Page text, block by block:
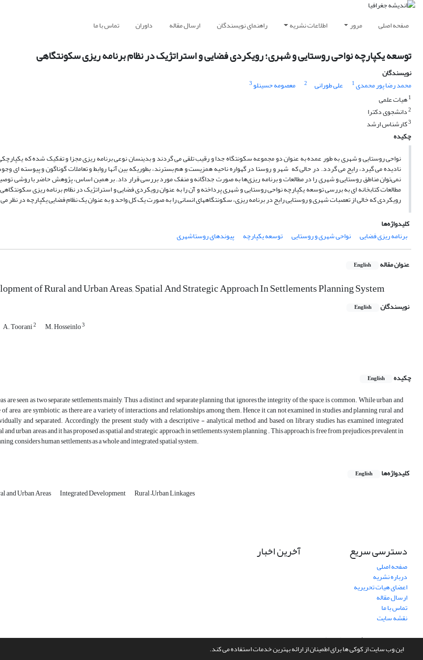
این وب سایت از کوکی ها برای اطمینان از ارائه بهترین خدمات استفاده می کند.
صفحه اصلی مرور اطلاعات نشریه راهنمای نویسندگان ارسال مقاله داوران تماس با ما
توسعه یکپارچه نواحی روستایی و شهری؛ رویکردی فضایی و استراتژیک در نظام برنامه ریزی سکونتگاهی
نویسندگان
محمد رضا پور محمدی1 علی طورانی 2 معصومه حسینلو3
1هیات علمی
2دانشجوی دکترا
3کارشناس ارشد
چکیده
نواحی روستایی و شهری به طور عمده به عنوان دو مجموعه سکونتگاه جدا و رقیب تلقی می گردند و بدینسان نوعی برنامه ریزی مجزا و تفکیک شده که
نادیده می گیرد، رایج می گردد. در حالی که شهر و روستا در گهواره ناحیه همزیست و هم بسترند، بطوریکه بین آنها روابط و تعاملات گوناگون و پیوسته ای
نمی‌توان مناطق روستایی و شهری را در مطالعات و برنامه ریزی‌ها به صورت جداگانه و منفک مورد بررسی قرار داد. بر همین اساس، پژوهش حاضر با روشی
مطالعات کتابخانه ای به بررسی توسعه یکپارچه نواحی روستایی و شهری پرداخته و آن را به عنوان رویکردی فضایی و استراتژیک در نظام برنامه ریزی
رویکردی که خالی از تعصبات شهری و روستایی رایج در برنامه ریزی، سکونتگاههای انسانی را به صورت یک کل واحد و به عنوان یک نظام فضایی یکپارچه در نظر
کلیدواژه‌ها
برنامه ریزی فضایی
نواحی شهری و روستایی توسعه یکپارچه پیوندهای روستاشهری
عنوان مقاله English
of Rural and Urban Areas, Spatial And Strategic Approach In Settlements Planning System
نویسندگان English
A. Toorani2 M. Hosseinlo3
چکیده
English
are seen as two separate settlements mainly, Thus a distinct and separate planning that ignores the integrity of the space, is common. While urban and
area are symbiotic, as there are a variety of interactions and relationships among them. Hence it can not examined in studies and planning rural and
and separated. Accordingly, the present study with a descriptive - analytical method and based on library studies has examined integrated
urban areas and it has proposed as spatial and strategic approach in settlements system planning . This approach is free from prejudices prevalent in
considers human settlements as a whole and integrated spatial system.
کلیدواژه‌ها English
and Urban Areas Integrated Development Rural –Urban Linkages
دسترسی سریع
صفحه اصلی
درباره نشریه
اعضای هیات تحریریه
ارسال مقاله
تماس با ما
نقشه سایت
آخرین اخبار
سامانه مدیریت نشریات علمی.طراحی و پیاده سازی ازسیناوب